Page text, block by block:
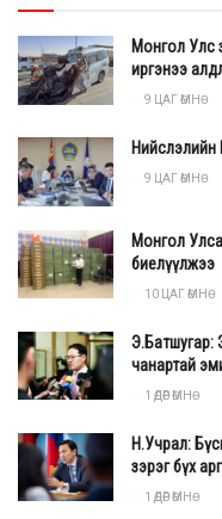
Монгол Улс
иргэнээ
9 ЦАГ ӨМНӨ
Нийслэлийн
9 ЦАГ ӨМНӨ
Монгол
биелүүлжээ
10 ЦАГ ӨМНӨ
Э.Батшугар:
чанартай
1 ӨДӨР ӨМНӨ
Н.Учрал:
зэрэг бүх
1 ӨДӨР ӨМНӨ